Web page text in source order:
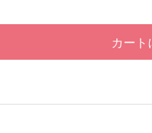
カート